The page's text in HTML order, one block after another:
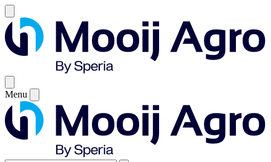
Menu